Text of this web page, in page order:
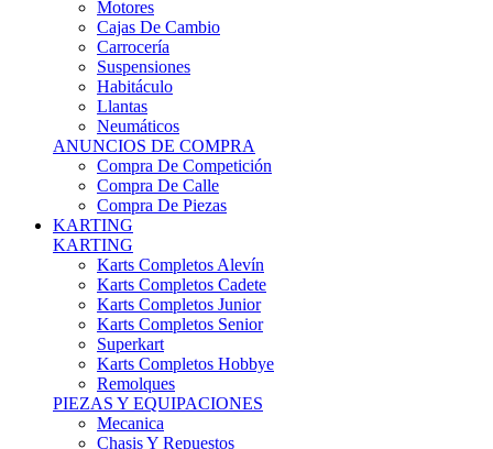
Karts Completos Senior
Superkart
Karts Completos Hobbye
Remolques
PIEZAS Y EQUIPACIONES
Mecanica
Chasis Y Repuestos
Frenos
Llantas
Neumáticos
Equipación Adultos
Equipación Niños
Resto De Piezas
ANUNCIOS DE COMPRA
Compra De Karts
Compra De Piezas
BARQUETAS, FÓRMULAS Y CM
BARQUETAS, FÓRMULAS Y CM
Barquetas
Fórmulas
Cm
Prototipos